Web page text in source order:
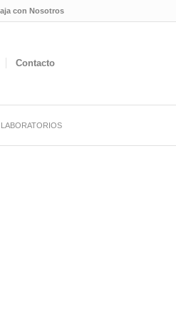
con Nosotros
Contacto
LABORATORIOS